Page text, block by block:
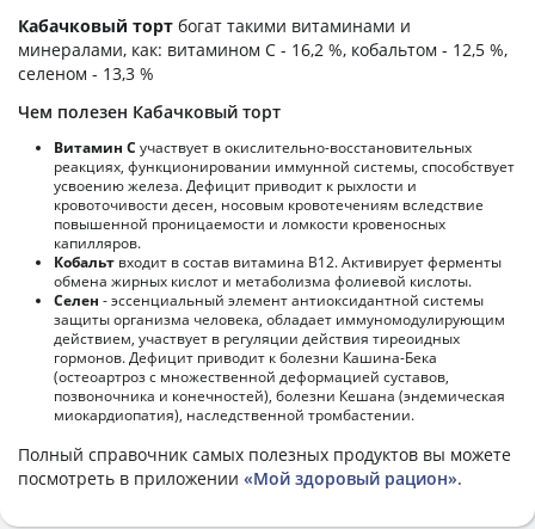
Кабачковый торт богат такими витаминами и
минералами, как: витамином C - 16,2 %, кобальтом - 12,5 %,
селеном - 13,3 %
Чем полезен Кабачковый торт
Витамин С участвует в окислительно-восстановительных
реакциях, функционировании иммунной системы, способствует
усвоению железа. Дефицит приводит к рыхлости и
кровоточивости десен, носовым кровотечениям вследствие
повышенной проницаемости и ломкости кровеносных
капилляров.
Кобальт входит в состав витамина В12. Активирует ферменты
обмена жирных кислот и метаболизма фолиевой кислоты.
Селен - эссенциальный элемент антиоксидантной системы
защиты организма человека, обладает иммуномодулирующим
действием, участвует в регуляции действия тиреоидных
гормонов. Дефицит приводит к болезни Кашина-Бека
(остеоартроз с множественной деформацией суставов,
позвоночника и конечностей), болезни Кешана (эндемическая
миокардиопатия), наследственной тромбастении.
Полный справочник самых полезных продуктов вы можете
посмотреть в приложении «Мой здоровый рацион».